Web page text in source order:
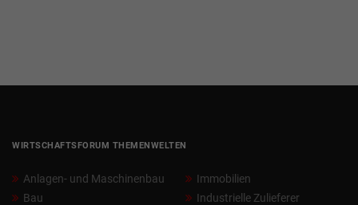
WIRTSCHAFTSFORUM THEMENWELTEN
Anlagen- und Maschinenbau
Bau
Immobilien
Industrielle Zulieferer